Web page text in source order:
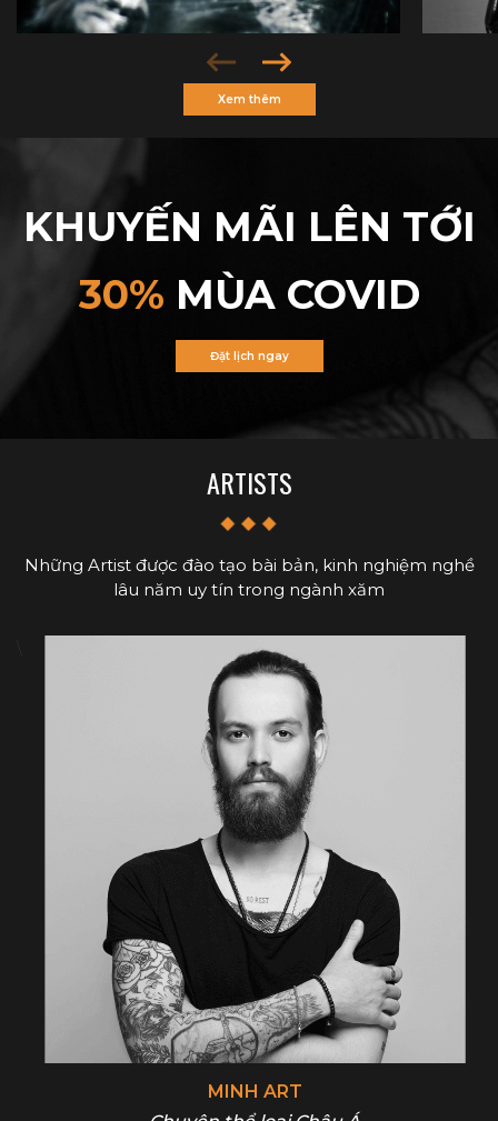
Xem thêm
KHUYẾN MÃI LÊN TỚI
30% MÙA COVID
Đặt lịch ngay
ARTISTS
Những Artist được đào tạo bài bản, kinh nghiệm nghề
lâu năm uy tín trong ngành xăm
MINH ART